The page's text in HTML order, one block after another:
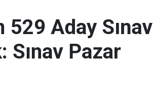
529 Aday Sınav
Sınav Pazar